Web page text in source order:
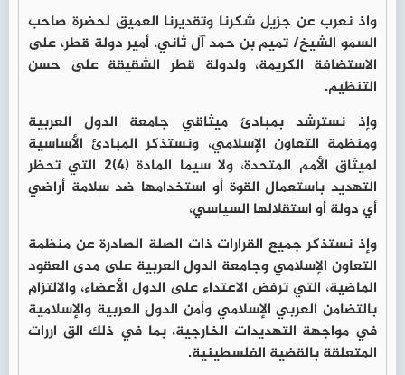
واذ نعرب عن جزيل شكرنا وتقديرنا العميق لحضرة صاحب
السمو الشيخ/ تميم بن حمد آل ثاني، أمير دولة قطر، على
الاستضافة الكريمة، ولدولة قطر الشقيقة على حسن
التنظيم.
وإذ نسترشد بمبادئ ميثاقي جامعة الدول العربية
ومنظمة التعاون الإسلامي، ونستذكر المبادئ الأساسية
لميثاق الأمم المتحدة، ولا سيما المادة (4)2 التي تحظر
التهديد باستعمال القوة أو استخدامها ضد سلامة أراضي
أي دولة أو استقلالها السياسي،
وإذ نستذكر جميع القرارات ذات الصلة الصادرة عن منظمة
التعاون الإسلامي وجامعة الدول العربية على مدى العقود
الماضية، التي ترفض الاعتداء على الدول الأعضاء، والالتزام
بالتضامن العربي الإسلامي وأمن الدول العربية والإسلامية
في مواجهة التهديدات الخارجية، بما في ذلك الق اررات
المتعلقة بالقضية الفلسطينية.